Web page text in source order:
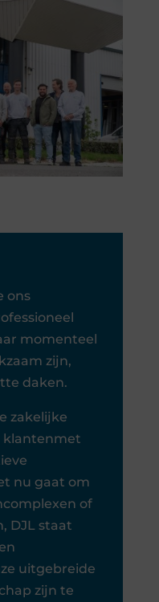
ons
momenteel
zijn,
daken.
zakelijke
klantenmet
nu gaat om
of
DJL staat
uitgebreide
zijn te